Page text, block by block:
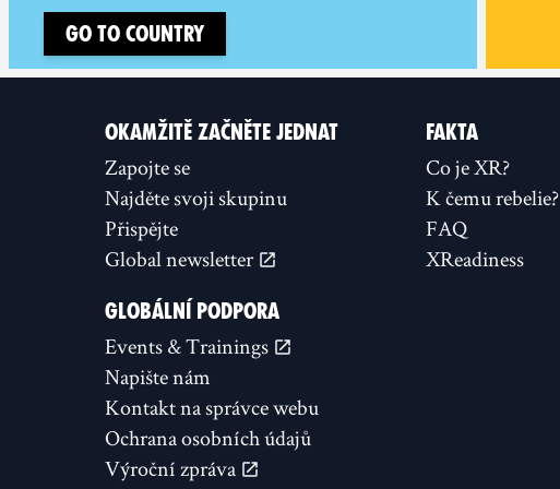
Go to country
OKAMŽITĚ ZAČNĚTE JEDNAT
Zapojte se
Najděte svoji skupinu
Přispějte
Global newsletter
FAKTA
Co je XR?
K čemu rebelie?
FAQ
XReadiness
GLOBÁLNÍ PODPORA
Events & Trainings
Napište nám
Kontakt na správce webu
Ochrana osobních údajů
Výroční zpráva